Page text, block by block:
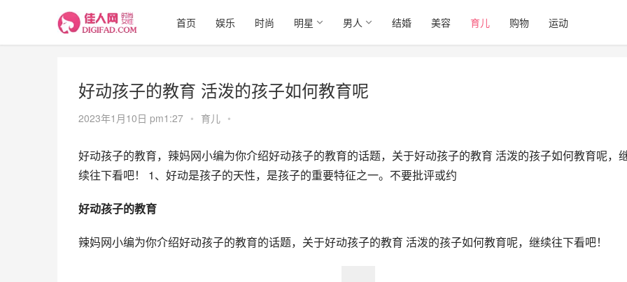
首页 娱乐 时尚 明星 男人 结婚 美容 育儿 购物 运动
好动孩子的教育 活泼的孩子如何教育呢
2023年1月10日 pm1:27 • 育儿 •
好动孩子的教育，辣妈网小编为你介绍好动孩子的教育的话题，关于好动孩子的教育 活泼的孩子如何教育呢，
续往下看吧！ 1、好动是孩子的天性，是孩子的重要特征之一。不要批评或约
好动孩子的教育
辣妈网小编为你介绍好动孩子的教育的话题，关于好动孩子的教育 活泼的孩子如何教育呢，继续往下看吧！